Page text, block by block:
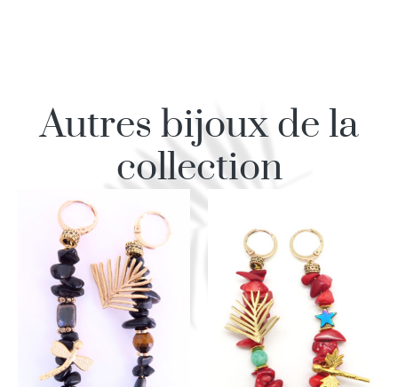
Autres bijoux de la
collection